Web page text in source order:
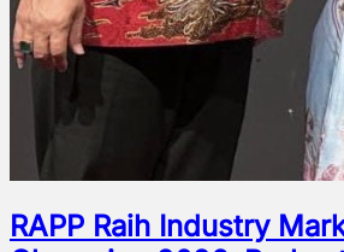
RAPP Raih Industry